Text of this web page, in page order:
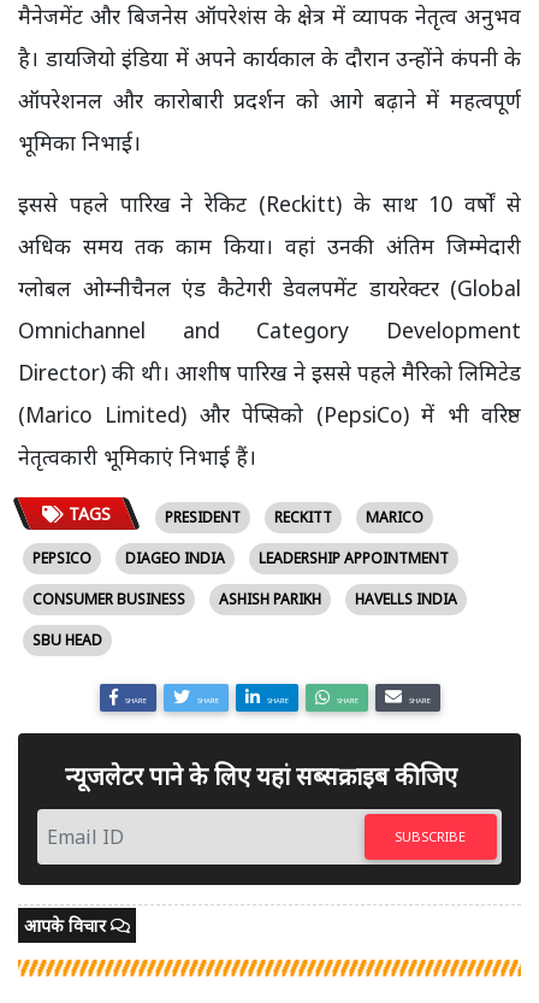
मैनेजमेंट और बिजनेस ऑपरेशंस के क्षेत्र में व्यापक नेतृत्व अनुभव
है। डायजियो इंडिया में अपने कार्यकाल के दौरान उन्होंने कंपनी के
ऑपरेशनल और कारोबारी प्रदर्शन को आगे बढ़ाने में महत्वपूर्ण
भूमिका निभाई।
इससे पहले पारिख ने रेकिट (Reckitt) के साथ 10 वर्षों से
अधिक समय तक काम किया। वहां उनकी अंतिम जिम्मेदारी
ग्लोबल ओम्नीचैनल एंड कैटेगरी डेवलपमेंट डायरेक्टर (Global
Omnichannel and Category Development
Director) की थी। आशीष पारिख ने इससे पहले मैरिको लिमिटेड
(Marico Limited) और पेप्सिको (PepsiCo) में भी वरिष्ठ
नेतृत्वकारी भूमिकाएं निभाई हैं।
TAGS PRESIDENT RECKITT
MARICO
PEPSICO
DIAGEO INDIA
LEADERSHIP APPOINTMENT
CONSUMER BUSINESS
ASHISH PARIKH
HAVELLS INDIA
SBU HEAD
SHARE SHARE SHARE SHARE SHARE
न्यूजलेटर पाने के लिए यहां सब्सक्राइब कीजिए
SUBSCRIBE
आपके विचार